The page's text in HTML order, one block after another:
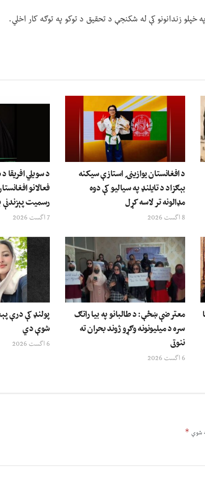
خپلو زندانونو کې له شکنجې د تحقیق د توکو په توګه کار اخلي.
د افغانستان یوازینۍ استازې سیکنه
بېګزاد د تایلنډ په سیالیو کې دوه
مډالونه تر لاسه کړل
8 اگست 2026
د سویلي
فعالانو
رسمیت پېزندنې
7 اگست 2026
معترضې ښځې: د طالبانو په بیا راتګ
سره د میلیونونه وګړو ژوند بحران ته
ننوتی
6 اگست 2026
پولنډ کې درې
شوې دي
6 اگست 2026
شوي *